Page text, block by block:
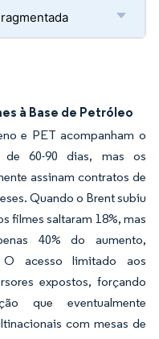
à Base de Petróleo
e PET acompanham o
60-90 dias, mas os
assinam contratos de
Quando o Brent subiu
filmes saltaram 18%, mas
40% do aumento,
acesso limitado aos
expostos, forçando
que eventualmente
com mesas de